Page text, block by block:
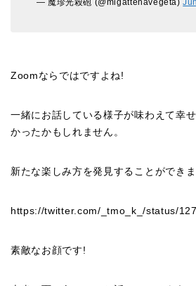
— 魔珍光殺砲 (@migattenavegeta)
Zoomならではですよね!
一緒にお話している様子が味わえて幸
かったかもしれません。
新たな楽しみ方を発見することができま
https://twitter.com/_tmo_k_/status/
素敵なお顔です!